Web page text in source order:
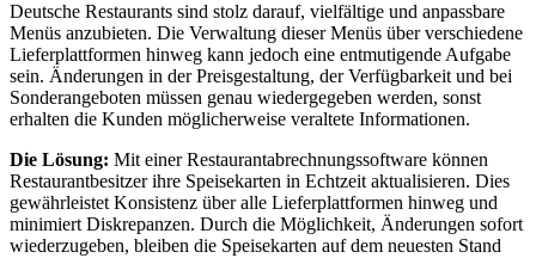
Deutsche Restaurants sind stolz darauf, vielfältige und anpassbare
Menüs anzubieten. Die Verwaltung dieser Menüs über verschiedene
Lieferplattformen hinweg kann jedoch eine entmutigende Aufgabe
sein. Änderungen in der Preisgestaltung, der Verfügbarkeit und bei
Sonderangeboten müssen genau wiedergegeben werden, sonst
erhalten die Kunden möglicherweise veraltete Informationen.
Die Lösung: Mit einer Restaurantabrechnungssoftware können
Restaurantbesitzer ihre Speisekarten in Echtzeit aktualisieren. Dies
gewährleistet Konsistenz über alle Lieferplattformen hinweg und
minimiert Diskrepanzen. Durch die Möglichkeit, Änderungen sofort
wiederzugeben, bleiben die Speisekarten auf dem neuesten Stand